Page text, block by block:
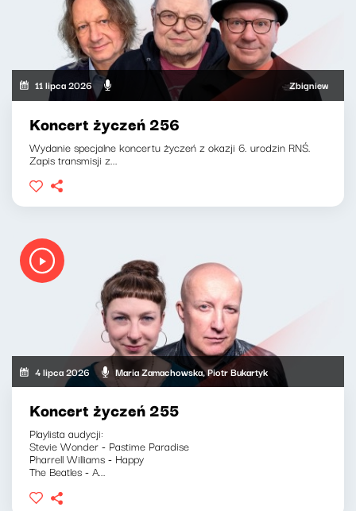
11 lipca 2026 Zbigniew
Koncert życzeń 256
Wydanie specjalne koncertu życzeń z okazji 6. urodzin RNŚ.
Zapis transmisji z...
4 lipca 2026 Maria Zamachowska, Piotr Bukartyk
Koncert życzeń 255
Playlista audycji:
Stevie Wonder - Pastime Paradise
Pharrell Williams - Happy
The Beatles - A...